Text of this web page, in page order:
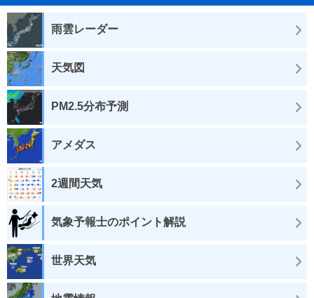
雨雲レーダー
天気図
PM2.5分布予測
アメダス
2週間天気
気象予報士のポイント解説
世界天気